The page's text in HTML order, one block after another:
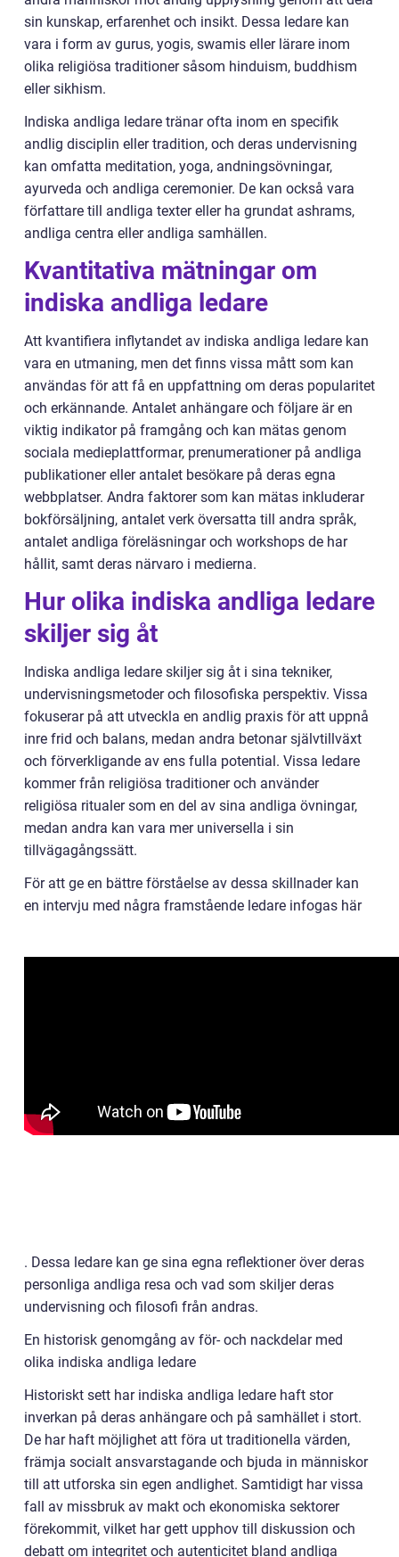
sin kunskap, erfarenhet och insikt. Dessa ledare kan
vara i form av gurus, yogis, swamis eller lärare inom
olika religiösa traditioner såsom hinduism, buddhism
eller sikhism.
Indiska andliga ledare tränar ofta inom en specifik
andlig disciplin eller tradition, och deras undervisning
kan omfatta meditation, yoga, andningsövningar,
ayurveda och andliga ceremonier. De kan också vara
författare till andliga texter eller ha grundat ashrams,
andliga centra eller andliga samhällen.
Kvantitativa mätningar om
indiska andliga ledare
Att kvantifiera inflytandet av indiska andliga ledare kan
vara en utmaning, men det finns vissa mått som kan
användas för att få en uppfattning om deras popularitet
och erkännande. Antalet anhängare och följare är en
viktig indikator på framgång och kan mätas genom
sociala medieplattformar, prenumerationer på andliga
publikationer eller antalet besökare på deras egna
webbplatser. Andra faktorer som kan mätas inkluderar
bokförsäljning, antalet verk översatta till andra språk,
antalet andliga föreläsningar och workshops de har
hållit, samt deras närvaro i medierna.
Hur olika indiska andliga ledare
skiljer sig åt
Indiska andliga ledare skiljer sig åt i sina tekniker,
undervisningsmetoder och filosofiska perspektiv. Vissa
fokuserar på att utveckla en andlig praxis för att uppnå
inre frid och balans, medan andra betonar självtillväxt
och förverkligande av ens fulla potential. Vissa ledare
kommer från religiösa traditioner och använder
religiösa ritualer som en del av sina andliga övningar,
medan andra kan vara mer universella i sin
tillvägagångssätt.
För att ge en bättre förståelse av dessa skillnader kan
en intervju med några framstående ledare infogas här
. Dessa ledare kan ge sina egna reflektioner över deras
personliga andliga resa och vad som skiljer deras
undervisning och filosofi från andras.
En historisk genomgång av för- och nackdelar med
olika indiska andliga ledare
Historiskt sett har indiska andliga ledare haft stor
inverkan på deras anhängare och på samhället i stort.
De har haft möjlighet att föra ut traditionella värden,
främja socialt ansvarstagande och bjuda in människor
till att utforska sin egen andlighet. Samtidigt har vissa
fall av missbruk av makt och ekonomiska sektorer
förekommit, vilket har gett upphov till diskussion och
debatt om integritet och autenticitet bland andliga